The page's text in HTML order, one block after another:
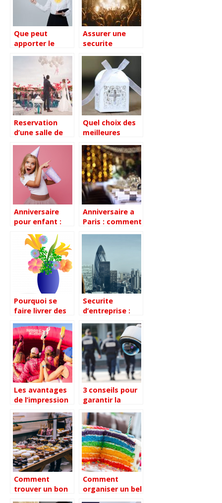
Que peut
apporter le
Entertainment à
communication
événementielle
de votre
marque ?
Assurer une
securite
l’evenementiel
Reservation
d’une salle de
comment bien
faire son choix
Quel choix des
meilleures
on faire pour
une communion
?
Anniversaire
pour enfant :
une fete reussie
Anniversaire a
Paris : comment
restaurant ?
Pourquoi se
faire livrer des
artisan fleuriste
?
Securite
d’entreprise :
important et
comment
trouver le
service qui
correspond a
vos besoins
Les avantages
de l’impression
personnalisee
pour les
evenements
professionnels
3 conseils pour
garantir la
locaux
d’entreprise
Comment
trouver un bon
Comment
organiser un bel